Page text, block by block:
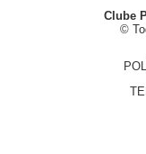
Clube
©